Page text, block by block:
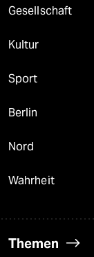
Gesellschaft
Kultur
Sport
Berlin
Nord
Wahrheit
Themen